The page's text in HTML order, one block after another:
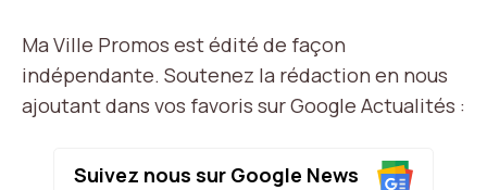
Ma Ville Promos est édité de façon
indépendante. Soutenez la rédaction en nous
ajoutant dans vos favoris sur Google Actualités :
Suivez nous sur Google News